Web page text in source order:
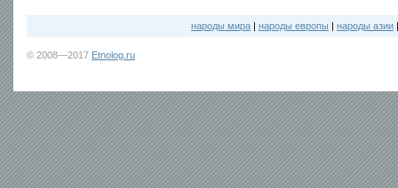
народы мира | народы европы | народы азии
© 2008—2017 Etnolog.ru